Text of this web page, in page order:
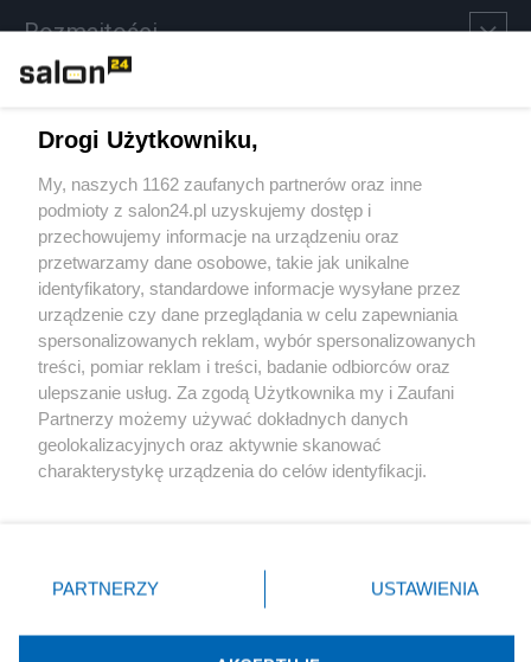
Rozmaitości
Sport
Społeczeństwo
Kultura
X Facebook Instagram Youtube
Drogi Użytkowniku,
My, naszych 1162 zaufanych partnerów oraz inne
podmioty z salon24.pl uzyskujemy dostęp i
przechowujemy informacje na urządzeniu oraz
przetwarzamy dane osobowe, takie jak unikalne
identyfikatory, standardowe informacje wysyłane przez
urządzenie czy dane przeglądania w celu zapewniania
spersonalizowanych reklam, wybór spersonalizowanych
treści, pomiar reklam i treści, badanie odbiorców oraz
ulepszanie usług. Za zgodą Użytkownika my i Zaufani
Partnerzy możemy używać dokładnych danych
geolokalizacyjnych oraz aktywnie skanować
charakterystykę urządzenia do celów identyfikacji.
zmienić/wycofać klikając przycisk ustawień prywatności
znajdujący się w lewym dolnym rogu strony
rodzaje przetwarzania danych nie wymagają zgody
użytkownika, ale masz prawo sprzeciwić się takiemu
PARTNERZY USTAWIENIA